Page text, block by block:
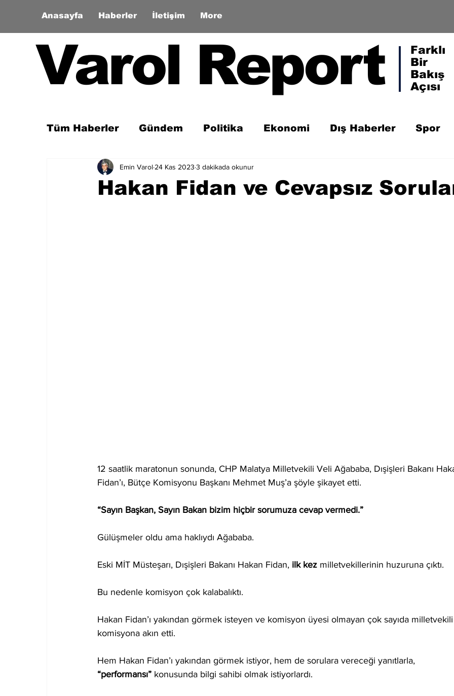
Anasayfa Haberler İletişim More
Varol Report
Farklı
Bir
Bakış
Açısı
Tüm Haberler Gündem Politika Ekonomi Dış Haberler Spor
Son Dakika Zaman Tüneli
Hakan Fidan ve Cevapsız
Emin Varol 24 Kas 2023 3 dakikada okunur
12 saatlik maratonun sonunda, CHP Malatya Milletvekili Veli Ağababa, Dışişleri Bakanı
Fidan’ı, Bütçe Komisyonu Başkanı Mehmet Muş’a şöyle şikayet etti.
“Sayın Başkan, Sayın Bakan bizim hiçbir sorumuza cevap vermedi.”
Gülüşmeler oldu ama haklıydı Ağababa.
Eski MİT Müsteşarı, Dışişleri Bakanı Hakan Fidan, ilk kez milletvekillerinin huzuruna çıktı.
Bu nedenle komisyon çok kalabalıktı.
Hakan Fidan’ı yakından görmek isteyen ve komisyon üyesi olmayan çok sayıda
komisyona akın etti.
Hem Hakan Fidan’ı yakından görmek istiyor, hem de sorulara vereceği yanıtlarla,
“performansı” konusunda bilgi sahibi olmak istiyorlardı.